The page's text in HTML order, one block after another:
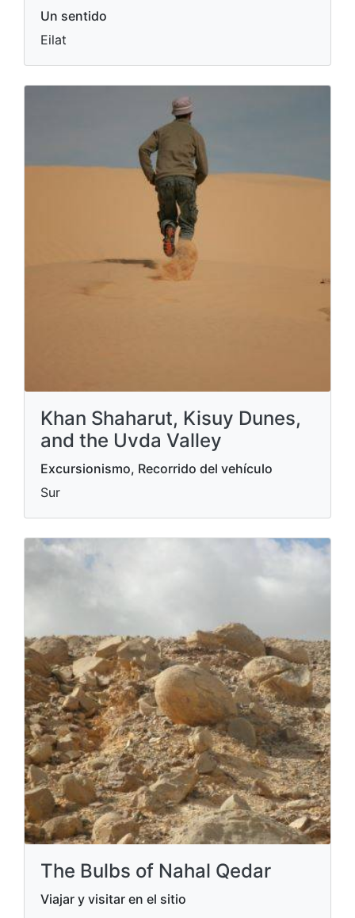
Un sentido
Eilat
Khan Shaharut, Kisuy Dunes,
and the Uvda Valley
Excursionismo, Recorrido del vehículo
Sur
The Bulbs of Nahal Qedar
Viajar y visitar en el sitio